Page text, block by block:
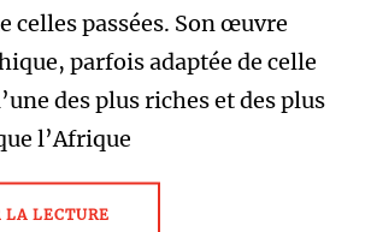
celles passées. Son œuvre
parfois adaptée de celle
des plus riches et des plus
l’Afrique
LECTURE